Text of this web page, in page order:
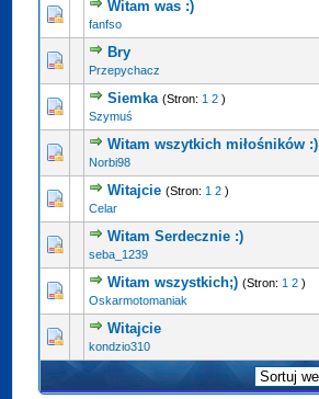
Witam was :)
fanfso
Bry
Przepychacz
Siemka (Stron: 1 2 )
Szymuś
Witam wszytkich miłośników :)
Norbi98
Witajcie (Stron: 1 2 )
Celar
Witam Serdecznie :)
seba_1239
Witam wszystkich;) (Stron: 1 2 )
Oskarmotomaniak
Witajcie
kondzio310